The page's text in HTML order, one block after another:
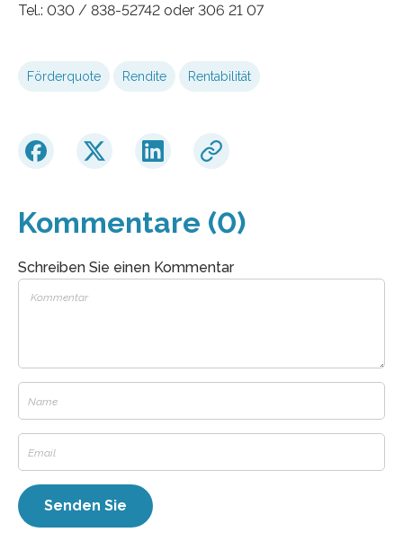
Tel.: 030 / 838-52742 oder 306 21 07
Förderquote Rendite Rentabilität
Kommentare (0)
Schreiben Sie einen Kommentar